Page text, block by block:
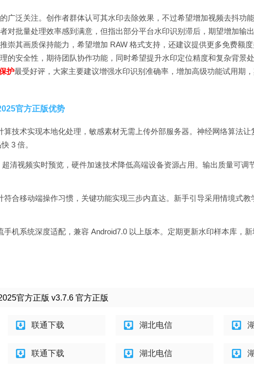
广泛关注。创作者群体认可其水印去除效果，不过希望增加视频去抖功
对批量处理效率感到满意，但指出部分平台水印识别滞后，期望增加输
崇其画质保持能力，希望增加 RAW 格式支持，还建议提供更多免费额
的安全性，期待团队协作功能，同时希望提升水印定位精度和复杂背景
护最受好评，大家主要建议增强水印识别准确率，增加高级功能试用期
官方正版优势
算技术实现本地化处理，敏感素材无需上传外部服务器。神经网络算法
3 倍。
超清视频实时预览，硬件加速技术降低高端设备资源占用。输出质量可调
符合移动端操作习惯，关键功能实现三步内直达。新手引导采用情境式
手机系统深度适配，兼容 Android7.0 以上版本。定期更新水印样本库，
官方正版 v3.7.6 官方正版
联通下载 湖北电信
联通下载 湖北电信